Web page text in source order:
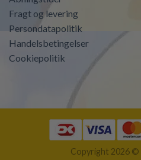
Fragt og levering
Persondatapolitik
Handelsbetingelser
Cookiepolitik
Copyright 2026 ©